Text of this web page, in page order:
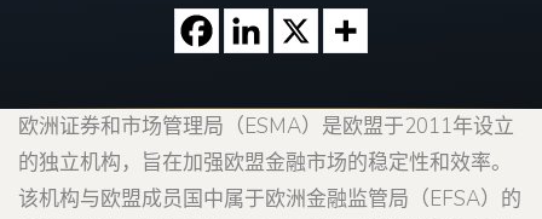
欧洲证券和市场管理局（ESMA）是欧盟于2011年设立
的独立机构，旨在加强欧盟金融市场的稳定性和效率。
该机构与欧盟成员国中属于欧洲金融监管局（EFSA）的